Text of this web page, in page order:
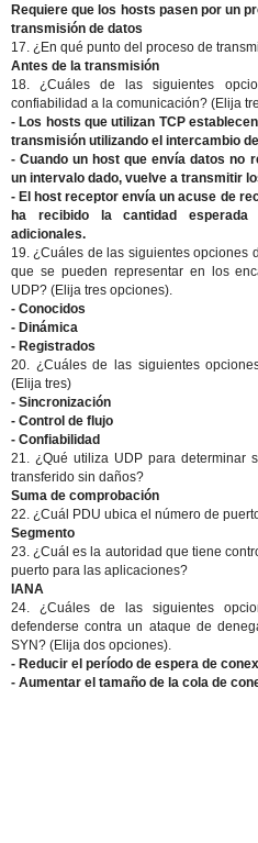
Requiere que los hosts pasen por un
transmisión de datos
17. ¿En qué punto del proceso de
Antes de la transmisión
18. ¿Cuáles de las siguientes
confiabilidad a la comunicación? (Elija
- Los hosts que utilizan TCP
transmisión utilizando el intercambio
- Cuando un host que envía datos no
un intervalo dado, vuelve a transmitir
- El host receptor envía un acuse de
ha recibido la cantidad
adicionales.
19. ¿Cuáles de las siguientes opciones
que se pueden representar en los
UDP? (Elija tres opciones).
- Conocidos
- Dinámica
- Registrados
20. ¿Cuáles de las siguientes
(Elija tres)
- Sincronización
- Control de flujo
- Confiabilidad
21. ¿Qué utiliza UDP para determinar
transferido sin daños?
Suma de comprobación
22. ¿Cuál PDU ubica el número de
Segmento
23. ¿Cuál es la autoridad que tiene
puerto para las aplicaciones?
IANA
24. ¿Cuáles de las siguientes
defenderse contra un ataque de
SYN? (Elija dos opciones).
- Reducir el período de espera de
- Aumentar el tamaño de la cola de